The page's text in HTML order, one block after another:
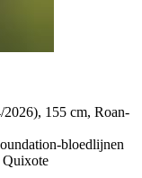
155 cm, Roan-
bloedlijnen